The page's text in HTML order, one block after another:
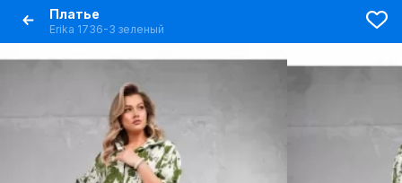
Платье
Erika 1736-3 зеленый